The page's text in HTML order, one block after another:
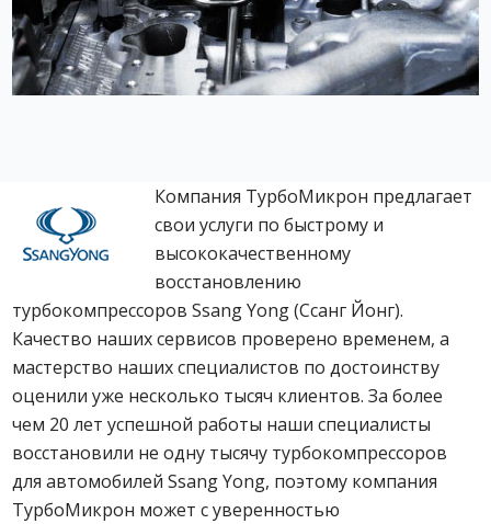
Компания ТурбоМикрон предлагает
свои услуги по быстрому и
высококачественному
восстановлению
турбокомпрессоров Ssang Yong (Ссанг Йонг).
Качество наших сервисов проверено временем, а
мастерство наших специалистов по достоинству
оценили уже несколько тысяч клиентов. За более
чем 20 лет успешной работы наши специалисты
восстановили не одну тысячу турбокомпрессоров
для автомобилей Ssang Yong, поэтому компания
ТурбоМикрон может с уверенностью